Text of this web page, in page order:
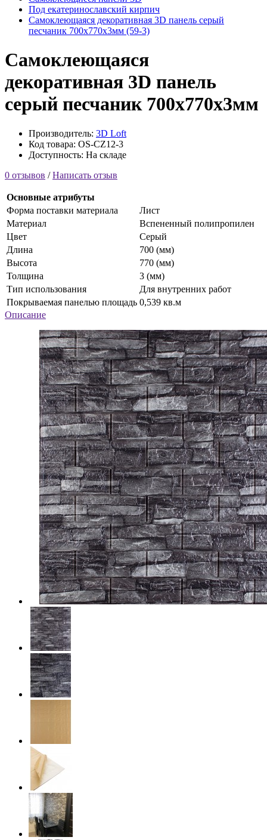
Под екатеринославский кирпич
Самоклеющаяся декоративная 3D панель серый
песчаник 700x770x3мм (59-3)
Самоклеющаяся
декоративная 3D панель
серый песчаник 700x770x3мм
Производитель: 3D Loft
Код товара: OS-CZ12-3
Доступность: На складе
0 отзывов /Написать отзыв
Основные атрибуты
Форма поставки материала
Лист
Материал
Вспененный полипропилен
Цвет
Серый
Длина
700 (мм)
Высота
770 (мм)
Толщина
3 (мм)
Тип использования
Для внутренних работ
Покрываемая панелью площадь 0,539 кв.м
Описание